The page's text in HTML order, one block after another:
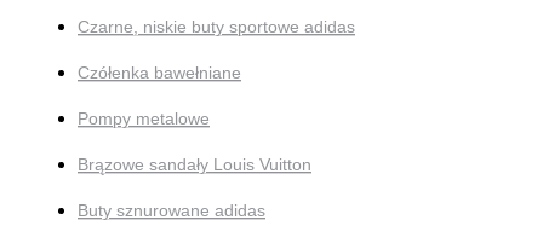
Czarne, niskie buty sportowe adidas
Czółenka bawełniane
Pompy metalowe
Brązowe sandały Louis Vuitton
Buty sznurowane adidas